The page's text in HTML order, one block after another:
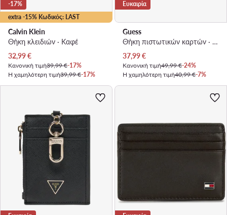
extra -15% Κωδικός: LAST
-17%
Calvin Klein
Θήκη κλειδιών · Καφέ
Τρέχουσα τιμή
32,99€
Κανονική τιμή39,99 €-17%
Η χαμηλότερη τιμή39,99 €-17%
Ευκαιρία
Guess
Θήκη πιστωτικών καρτών · Μπεζ
Τρέχουσα τιμή
37,99€
Κανονική τιμή49,99 €-24%
Η χαμηλότερη τιμή40,99 €-7%